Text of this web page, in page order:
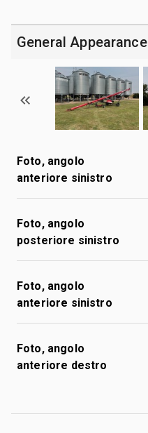
General Appearance
Foto, angolo
anteriore sinistro
Foto, angolo
posteriore sinistro
Foto, angolo
anteriore sinistro
Foto, angolo
anteriore destro